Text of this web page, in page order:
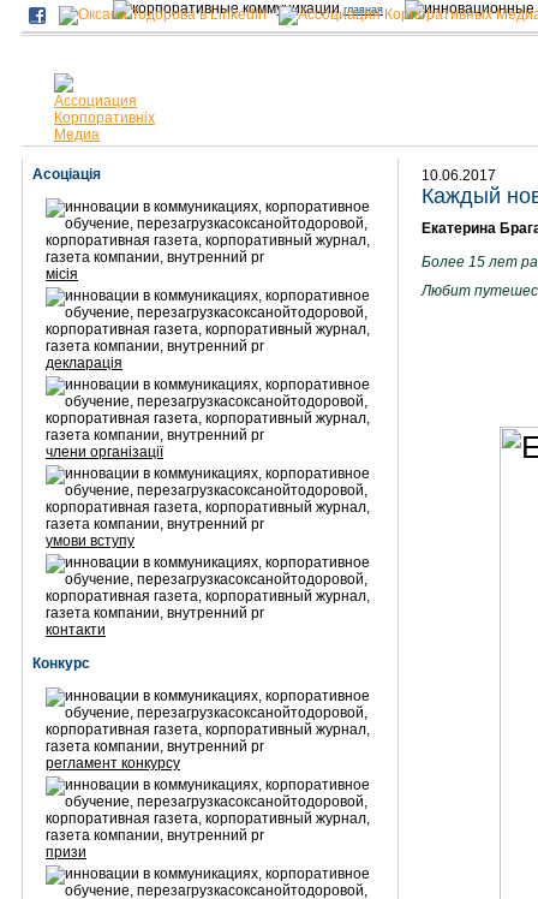
главная
Асоціація
місія
декларація
члени організації
умови вступу
контакти
Конкурс
регламент конкурсу
призи
10.06.2017
Каждый
Екатерина
Более 15 лет
Любит